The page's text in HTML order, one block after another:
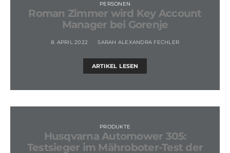
PERSONEN
Roman Zimmer wird Key Account
Manager bei Gorenje
8. APRIL 2022 SARAH ALEXANDRA FECHLER
ARTIKEL LESEN
PRODUKTE
Husqvarna Automower 305:
Testsieger im Mähroboter-Test der